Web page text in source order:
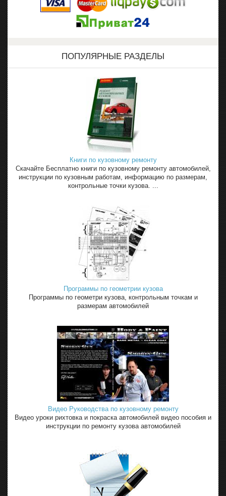
ПОПУЛЯРНЫЕ РАЗДЕЛЫ
Книги по кузовному ремонту
Скачайте Бесплатно книги по кузовному ремонту автомобилей,
инструкции по кузовным работам, информацию по размерам,
контрольные точки кузова. ...
Программы по геометрии кузова
Программы по геометри кузова, контрольным точкам и
размерам автомобилей
Видео Руководства по кузовному ремонту
Видео уроки рихтовка и покраска автомобилей видео пособия и
инструкции по ремонту кузова автомобилей